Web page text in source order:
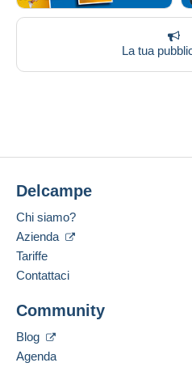
La tua
Delcampe
Chi siamo?
Azienda
Tariffe
Contattaci
Community
Blog
Agenda